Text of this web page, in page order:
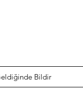
Bildir